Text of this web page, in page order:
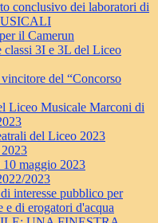
conclusivo dei laboratori di
il Camerun
3I e 3L del Liceo
del “Concorso
Liceo Musicale Marconi di
del Liceo 2023
maggio 2023
2023
interesse pubblico per
e di erogatori d'acqua